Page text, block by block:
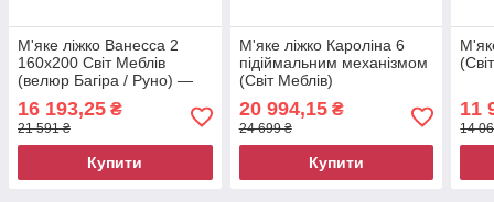
М'яке ліжко Ванесса 2
160х200 Світ Меблів
(велюр Багіра / Руно) —
Двоспальне ліжко на
каркасі або з нішею
16 193,25 ₴
21 591 ₴
Купити
М'яке ліжко Кароліна 6
підіймальним механізмом
(Світ Меблів)
20 994,15₴
24 699 ₴
Купити
11
14